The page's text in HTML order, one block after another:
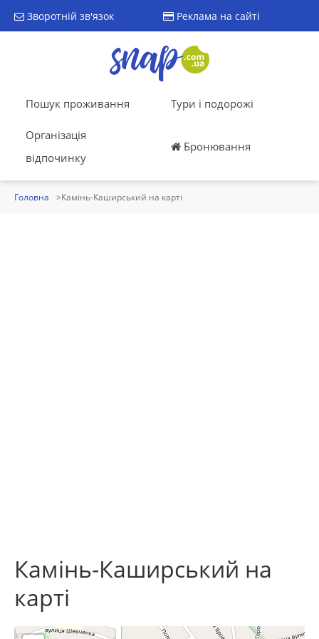
Зворотній зв'язок Реклама на сайті
Пошук проживання Тури і подорожі
Організація
відпочинку
Бронювання
Головна Камінь-Каширський на карті
Камінь-Каширський на
карті